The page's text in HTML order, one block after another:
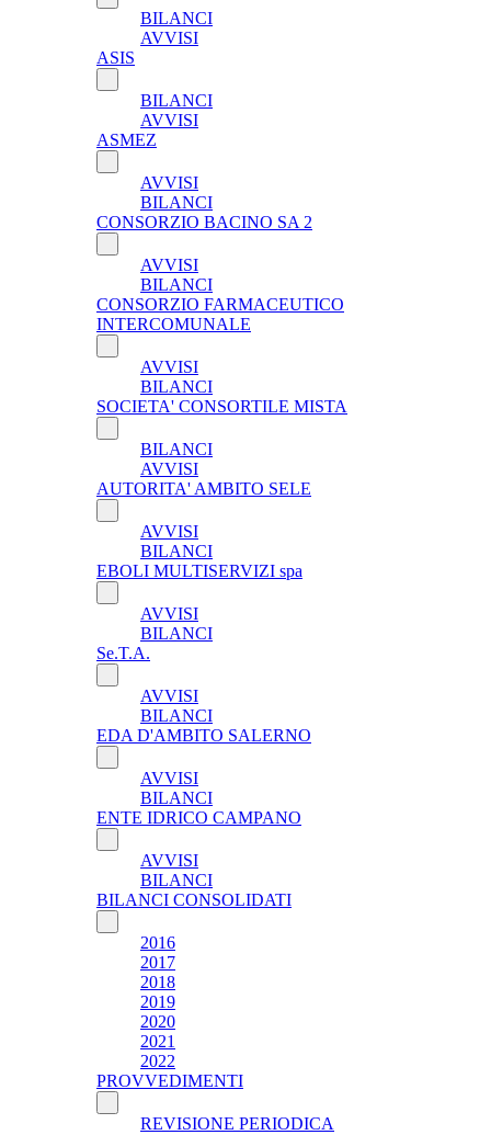
BILANCI
AVVISI
ASIS
BILANCI
AVVISI
ASMEZ
AVVISI
BILANCI
CONSORZIO BACINO SA 2
AVVISI
BILANCI
CONSORZIO FARMACEUTICO
INTERCOMUNALE
AVVISI
BILANCI
SOCIETA' CONSORTILE MISTA
BILANCI
AVVISI
AUTORITA' AMBITO SELE
AVVISI
BILANCI
EBOLI MULTISERVIZI spa
AVVISI
BILANCI
Se.T.A.
AVVISI
BILANCI
EDA D'AMBITO SALERNO
AVVISI
BILANCI
ENTE IDRICO CAMPANO
AVVISI
BILANCI
BILANCI CONSOLIDATI
2016
2017
2018
2019
2020
2021
2022
PROVVEDIMENTI
REVISIONE PERIODICA